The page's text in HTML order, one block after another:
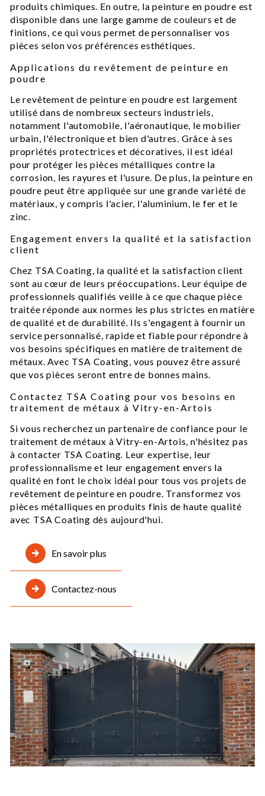
produits chimiques. En outre, la peinture en poudre est
disponible dans une large gamme de couleurs et de
finitions, ce qui vous permet de personnaliser vos
pièces selon vos préférences esthétiques.
Applications du revêtement de peinture en
poudre
Le revêtement de peinture en poudre est largement
utilisé dans de nombreux secteurs industriels,
notamment l'automobile, l'aéronautique, le mobilier
urbain, l'électronique et bien d'autres. Grâce à ses
propriétés protectrices et décoratives, il est idéal
pour protéger les pièces métalliques contre la
corrosion, les rayures et l'usure. De plus, la peinture en
poudre peut être appliquée sur une grande variété de
matériaux, y compris l'acier, l'aluminium, le fer et le
zinc.
Engagement envers la qualité et la satisfaction
client
Chez TSA Coating, la qualité et la satisfaction client
sont au cœur de leurs préoccupations. Leur équipe de
professionnels qualifiés veille à ce que chaque pièce
traitée réponde aux normes les plus strictes en matière
de qualité et de durabilité. Ils s'engagent à fournir un
service personnalisé, rapide et fiable pour répondre à
vos besoins spécifiques en matière de traitement de
métaux. Avec TSA Coating, vous pouvez être assuré
que vos pièces seront entre de bonnes mains.
Contactez TSA Coating pour vos besoins en
traitement de métaux à Vitry-en-Artois
Si vous recherchez un partenaire de confiance pour le
traitement de métaux à Vitry-en-Artois, n'hésitez pas
à contacter TSA Coating. Leur expertise, leur
professionnalisme et leur engagement envers la
qualité en font le choix idéal pour tous vos projets de
revêtement de peinture en poudre. Transformez vos
pièces métalliques en produits finis de haute qualité
avec TSA Coating dès aujourd'hui.
En savoir plus
Contactez-nous